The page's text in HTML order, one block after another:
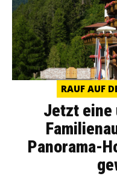
RAUF AUF
Jetzt eine
Panorama-